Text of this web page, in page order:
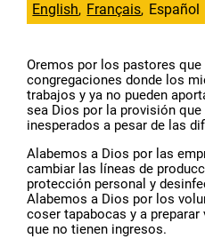
English Français Español
Oremos por los pastores
congregaciones donde los
trabajos y ya no pueden
sea Dios por la provisión que
inesperados a pesar de las
Alabemos a Dios por las
cambiar las líneas de
protección personal y
Alabemos a Dios por los
coser tapabocas y a
que no tienen ingresos.